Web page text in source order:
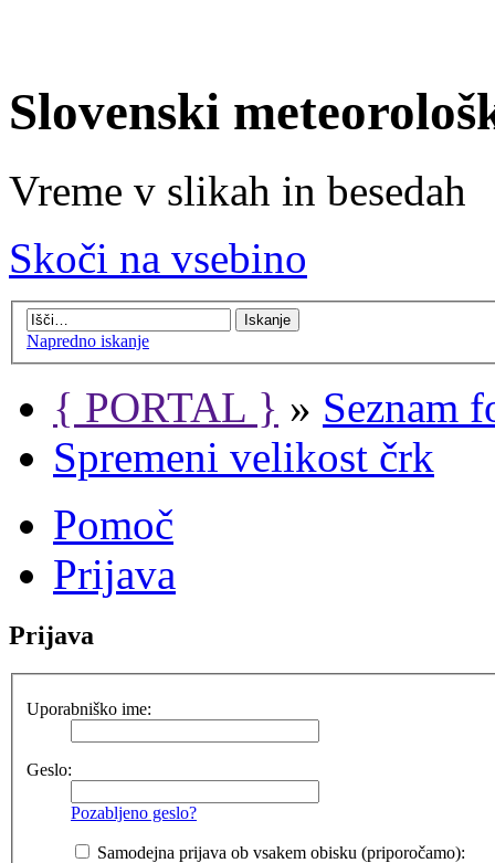
Slovenski
Vreme v slikah in besedah
Skoči na vsebino
Napredno iskanje
{ PORTAL } » Seznam
Spremeni velikost črk
Pomoč
Prijava
Prijava
Uporabniško ime:
Geslo:
Pozabljeno geslo?
Samodejna prijava ob vsakem obisku (priporočamo):